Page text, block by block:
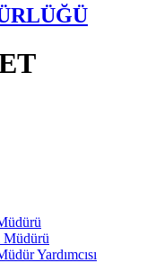
Müdürü
Yardımcısı